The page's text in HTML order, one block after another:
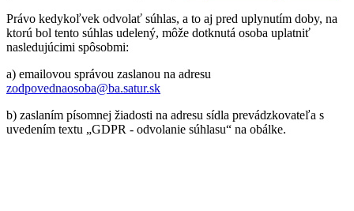
Právo kedykoľvek odvolať súhlas, a to aj pred uplynutím doby, na
ktorú bol tento súhlas udelený, môže dotknutá osoba uplatniť
nasledujúcimi spôsobmi:
a) emailovou správou zaslanou na adresu
zodpovednaosoba@ba.satur.sk
b) zaslaním písomnej žiadosti na adresu sídla prevádzkovateľa s
uvedením textu „GDPR - odvolanie súhlasu“ na obálke.